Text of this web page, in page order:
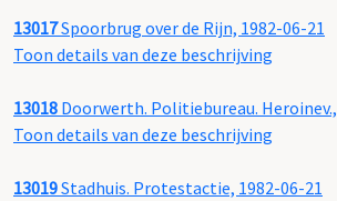
13017Spoorbrug over de Rijn, 1982-06-21
Toon details van deze beschrijving
13018 Doorwerth. Politiebureau.
Toon details van deze beschrijving
13019Stadhuis. Protestactie, 1982-06-21